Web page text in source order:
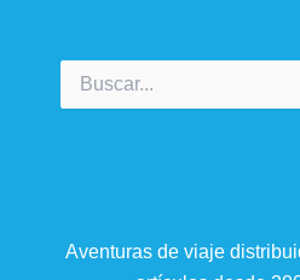
por:
Aventuras de viaje